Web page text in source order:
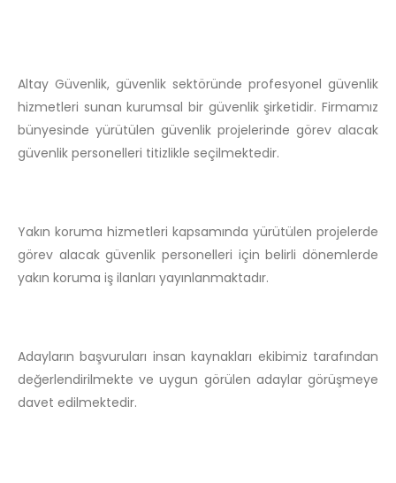
Altay Güvenlik, güvenlik sektöründe profesyonel güvenlik
hizmetleri sunan kurumsal bir güvenlik şirketidir. Firmamız
bünyesinde yürütülen güvenlik projelerinde görev alacak
güvenlik personelleri titizlikle seçilmektedir.
Yakın koruma hizmetleri kapsamında yürütülen projelerde
görev alacak güvenlik personelleri için belirli dönemlerde
yakın koruma iş ilanları yayınlanmaktadır.
Adayların başvuruları insan kaynakları ekibimiz tarafından
değerlendirilmekte ve uygun görülen adaylar görüşmeye
davet edilmektedir.